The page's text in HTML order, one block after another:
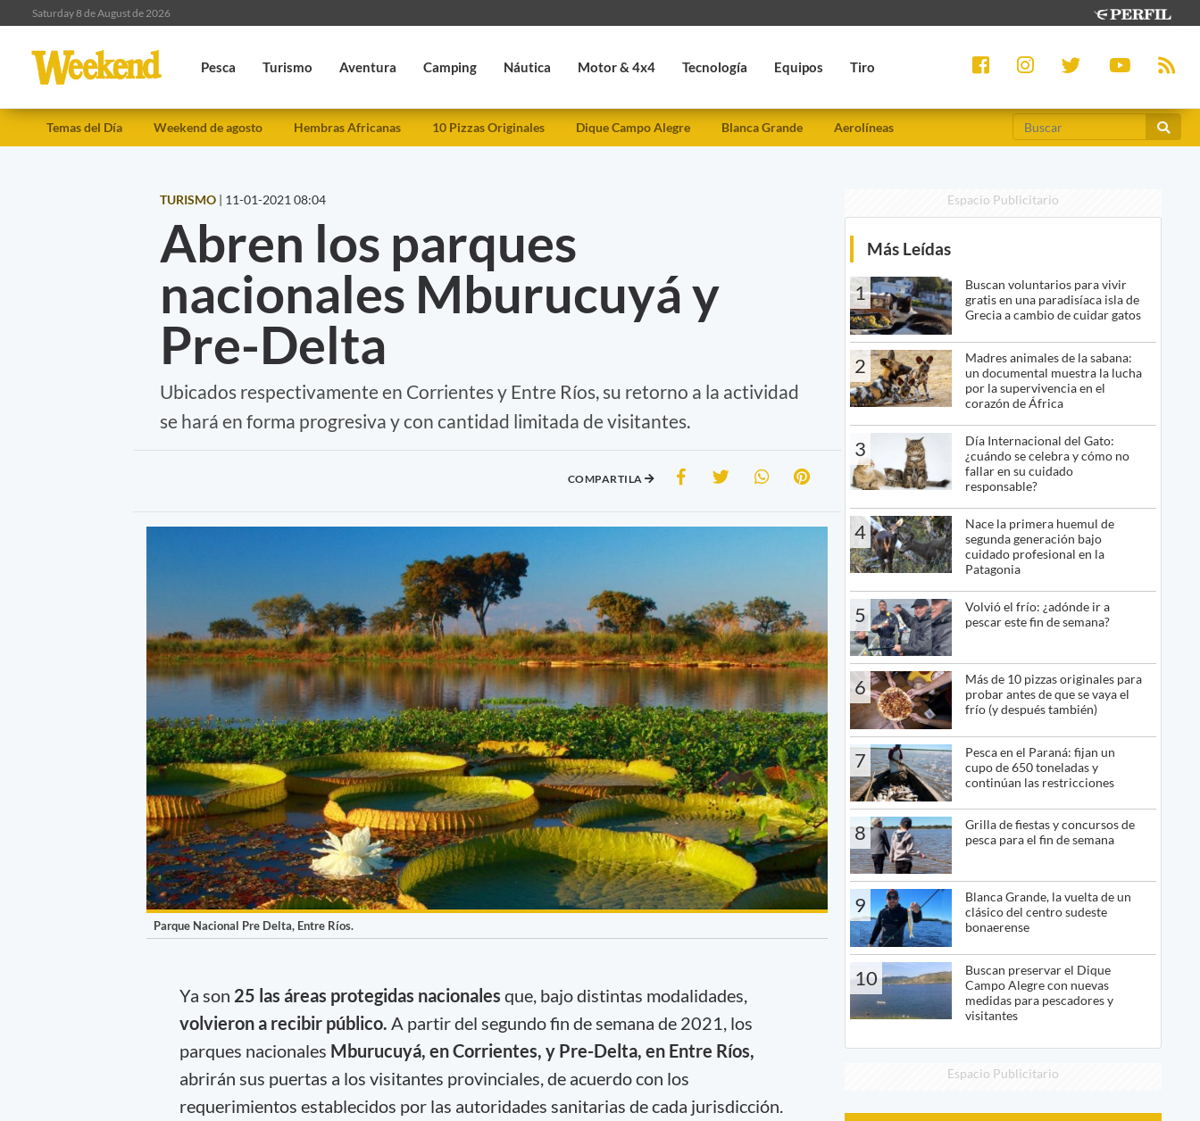
Saturday 8 de August de 2026
Pesca Turismo Aventura Camping Náutica Motor & 4x4 Tecnología Equipos Tiro
Temas del Día Weekend de agosto Hembras Africanas 10 Pizzas Originales Dique Campo Alegre Blanca Grande Aerolíneas
TURISMO | 11-01-2021 08:04
Abren los parques
nacionales Mburucuyá y
Pre-Delta
Ubicados respectivamente en Corrientes y Entre Ríos, su retorno a la actividad
se hará en forma progresiva y con cantidad limitada de visitantes.
COMPARTILA
Parque Nacional Pre Delta, Entre Ríos.
Ya son 25 las áreas protegidas nacionales que, bajo distintas modalidades,
volvieron a recibir público. A partir del segundo fin de semana de 2021, los
parques nacionales Mburucuyá, en Corrientes, y Pre-Delta, en Entre Ríos,
abrirán sus puertas a los visitantes provinciales, de acuerdo con los
requerimientos establecidos por las autoridades sanitarias de cada jurisdicción.
Espacio Publicitario
Más Leídas
1
Buscan voluntarios para vivir
gratis en una paradisíaca isla de
Grecia a cambio de cuidar gatos
2
Madres animales de la sabana:
un documental muestra la lucha
por la supervivencia en el
corazón de África
3
Día Internacional del Gato:
¿cuándo se celebra y cómo no
fallar en su cuidado
responsable?
4
Nace la primera huemul de
segunda generación bajo
cuidado profesional en la
Patagonia
5
Volvió el frío: ¿adónde ir a
pescar este fin de semana?
6
Más de 10 pizzas originales para
probar antes de que se vaya el
frío (y después también)
7
Pesca en el Paraná: fijan un
cupo de 650 toneladas y
continúan las restricciones
8
Grilla de fiestas y concursos de
pesca para el fin de semana
9
Blanca Grande, la vuelta de un
clásico del centro sudeste
bonaerense
10
Buscan preservar el Dique
Campo Alegre con nuevas
medidas para pescadores y
visitantes
Espacio Publicitario